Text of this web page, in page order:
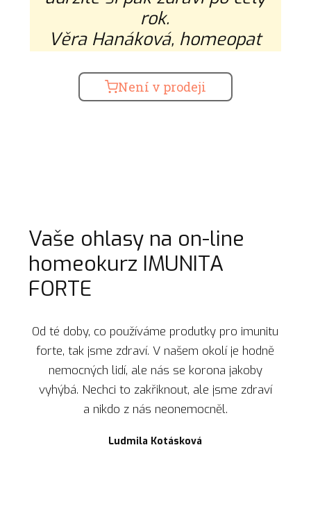
rok.
Věra Hanáková, homeopat
Není v prodeji
Vaše ohlasy na on-line
homeokurz IMUNITA
FORTE
Od té doby, co používáme produtky pro imunitu
forte, tak jsme zdraví. V našem okolí je hodně
nemocných lidí, ale nás se korona jakoby
vyhýbá. Nechci to zakřiknout, ale jsme zdraví
a nikdo z nás neonemocněl.
Ludmila Kotásková